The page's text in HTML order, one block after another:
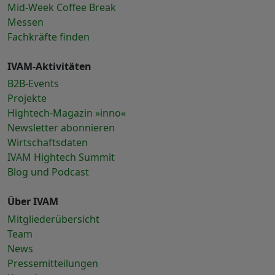
Mid-Week Coffee Break
Messen
Fachkräfte finden
IVAM-Aktivitäten
B2B-Events
Projekte
Hightech-Magazin »inno«
Newsletter abonnieren
Wirtschaftsdaten
IVAM Hightech Summit
Blog und Podcast
Über IVAM
Mitgliederübersicht
Team
News
Pressemitteilungen